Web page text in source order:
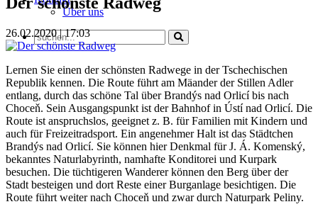
Über uns
26.02.2020 | 17:03
Lernen Sie einen der schönsten Radwege in der Tschechischen
Republik kennen. Die Route führt am Mäander der Stillen Adler
entlang, durch das schöne Tal über Brandýs nad Orlicí bis nach
Choceň. Sein Ausgangspunkt ist der Bahnhof in Ústí nad Orlicí. Die
Route ist anspruchslos, geeignet z. B. für Familien mit Kindern und
auch für Freizeitradsport. Ein angenehmer Halt ist das Städtchen
Brandýs nad Orlicí. Sie können hier Denkmal für J. Á. Komenský,
bekanntes Naturlabyrinth, namhafte Konditorei und Kurpark
besuchen. Die tüchtigeren Wanderer können den Berg über der
Stadt besteigen und dort Reste einer Burganlage besichtigen. Die
Route führt weiter nach Choceň und zwar durch Naturpark Peliny.